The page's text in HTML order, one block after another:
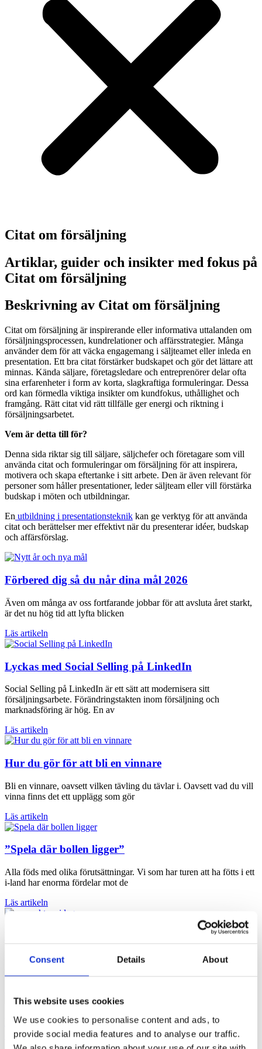
Consent Details About
This website uses cookies
We use cookies to personalise content and ads, to
provide social media features and to analyse our traffic.
Citat om försäljning
Artiklar, guider och insikter med fokus på
Citat om försäljning
Beskrivning av Citat om försäljning
Citat om försäljning är inspirerande eller informativa uttalanden om
försäljningsprocessen, kundrelationer och affärsstrategier. Många
använder dem för att väcka engagemang i säljteamet eller inleda en
presentation. Ett bra citat förstärker budskapet och gör det lättare att
minnas. Kända säljare, företagsledare och entreprenörer delar ofta
sina erfarenheter i form av korta, slagkraftiga formuleringar. Dessa
ord kan förmedla viktiga insikter om kundfokus, uthållighet och
framgång. Rätt citat vid rätt tillfälle ger energi och riktning i
försäljningsarbetet.
Vem är detta till för?
Denna sida riktar sig till säljare, säljchefer och företagare som vill
använda citat och formuleringar om försäljning för att inspirera,
motivera och skapa eftertanke i sitt arbete. Den är även relevant för
personer som håller presentationer, leder säljteam eller vill förstärka
budskap i möten och utbildningar.
En utbildning i presentationsteknik kan ge verktyg för att använda
citat och berättelser mer effektivt när du presenterar idéer, budskap
och affärsförslag.
Förbered dig så du når dina mål 2026
Även om många av oss fortfarande jobbar för att avsluta året starkt,
är det nu hög tid att lyfta blicken
Läs artikeln
Lyckas med Social Selling på LinkedIn
Social Selling på LinkedIn är ett sätt att modernisera sitt
försäljningsarbete. Förändringstakten inom försäljning och
marknadsföring är hög. En av
Läs artikeln
Hur du gör för att bli en vinnare
Bli en vinnare, oavsett vilken tävling du tävlar i. Oavsett vad du vill
vinna finns det ett upplägg som gör
Läs artikeln
”Spela där bollen ligger”
Alla föds med olika förutsättningar. Vi som har turen att ha fötts i ett
i-land har enorma fördelar mot de
Läs artikeln
Prospektera handlar om att hitta de människor och företag som har
Kundinsikt: Självfallet ska du fråga kunderna vad
de vill ha